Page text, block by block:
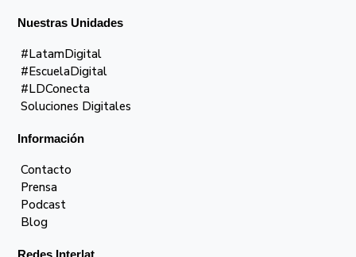
Nuestras Unidades
#LatamDigital
#EscuelaDigital
#LDConecta
Soluciones Digitales
Información
Contacto
Prensa
Podcast
Blog